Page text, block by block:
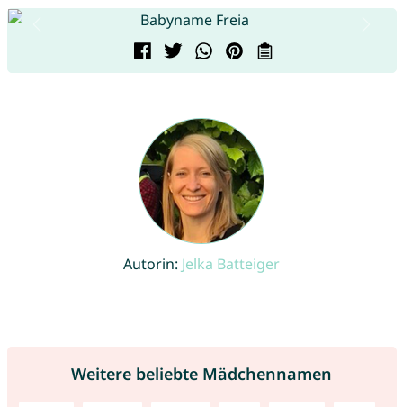
Autorin: Jelka Batteiger
Weitere beliebte Mädchennamen